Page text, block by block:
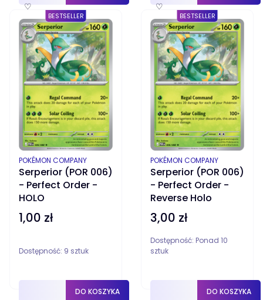
♡ ♡
BESTSELLER
Serperior (POR 006)
- Perfect Order -
HOLO
PRODUCENT
POKÉMON COMPANY
Cena
1,00 zł
Dostępność: 9 sztuk
DO KOSZYKA
BESTSELLER
Serperior (POR 006)
- Perfect Order -
Reverse Holo
PRODUCENT
POKÉMON COMPANY
Cena
3,00 zł
Dostępność: Ponad 10
sztuk
DO KOSZYKA